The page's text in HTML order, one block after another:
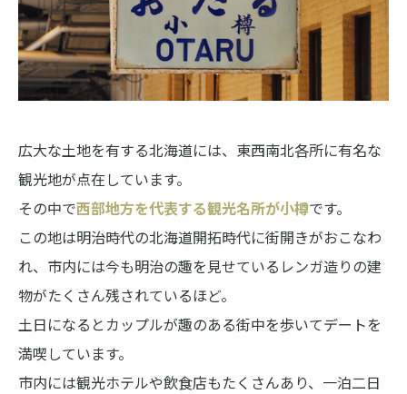
広大な土地を有する北海道には、東西南北各所に有名な
観光地が点在しています。
その中で西部地方を代表する観光名所が小樽です。
この地は明治時代の北海道開拓時代に街開きがおこなわ
れ、市内には今も明治の趣を見せているレンガ造りの建
物がたくさん残されているほど。
土日になるとカップルが趣のある街中を歩いてデートを
満喫しています。
市内には観光ホテルや飲食店もたくさんあり、一泊二日